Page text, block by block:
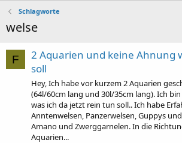
Schlagworte
welse
F
2 Aquarien und keine Ahnung
soll
Hey, Ich habe vor kurzem 2 Aquarien
(64l/60cm lang und 30l/35cm lang). Ich
was ich da jetzt rein tun soll.. Ich habe
Anntenwelsen, Panzerwelsen, Guppys
Amano und Zwerggarnelen. In die
Aquarien...